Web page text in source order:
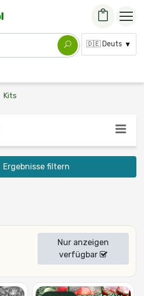
Sprache:
Kits
Ergebnisse filtern
Nur anzeigen
verfügbar